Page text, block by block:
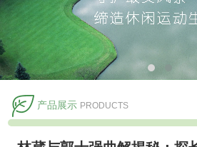
产品展示 PRODUCTS